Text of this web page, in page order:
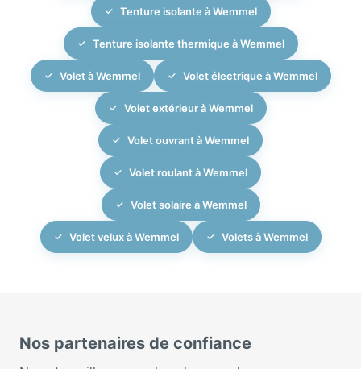
Tenture isolante à Wemmel
Tenture isolante thermique à Wemmel
Volet à Wemmel Volet électrique à Wemmel
Volet extérieur à Wemmel
Volet ouvrant à Wemmel
Volet roulant à Wemmel
Volet solaire à Wemmel
Volet velux à Wemmel Volets à Wemmel
Nos partenaires de confiance